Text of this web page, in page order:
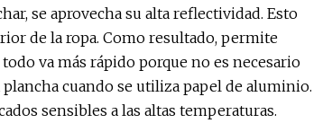
se aprovecha su alta reflectividad. Esto
de la ropa. Como resultado, permite
va más rápido porque no es necesario
cuando se utiliza papel de aluminio.
sensibles a las altas temperaturas.